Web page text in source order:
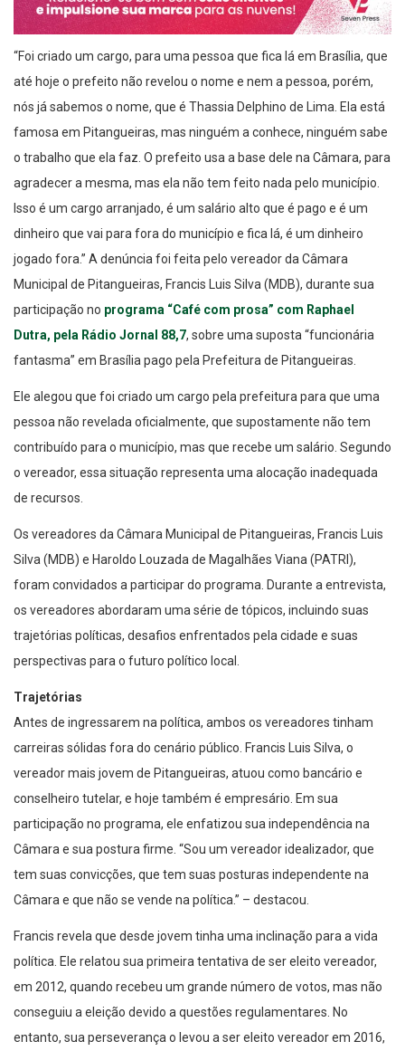
“Foi criado um cargo, para uma pessoa que fica lá em Brasília, que
até hoje o prefeito não revelou o nome e nem a pessoa, porém,
nós já sabemos o nome, que é Thassia Delphino de Lima. Ela está
famosa em Pitangueiras, mas ninguém a conhece, ninguém sabe
o trabalho que ela faz. O prefeito usa a base dele na Câmara, para
agradecer a mesma, mas ela não tem feito nada pelo município.
Isso é um cargo arranjado, é um salário alto que é pago e é um
dinheiro que vai para fora do município e fica lá, é um dinheiro
jogado fora.” A denúncia foi feita pelo vereador da Câmara
Municipal de Pitangueiras, Francis Luis Silva (MDB), durante sua
participação noprograma “Café com prosa” com Raphael
Dutra, pela Rádio Jornal 88,7, sobre uma suposta “funcionária
fantasma” em Brasília pago pela Prefeitura de Pitangueiras.
pessoa não revelada oficialmente, que supostamente não tem
contribuído para o município, mas que recebe um salário. Segundo
o vereador, essa situação representa uma alocação inadequada
de recursos.
Silva (MDB) e Haroldo Louzada de Magalhães Viana (PATRI),
foram convidados a participar do programa. Durante a entrevista,
os vereadores abordaram uma série de tópicos, incluindo suas
trajetórias políticas, desafios enfrentados pela cidade e suas
perspectivas para o futuro político local.
Antes de ingressarem na política, ambos os vereadores tinham
carreiras sólidas fora do cenário público. Francis Luis Silva, o
vereador mais jovem de Pitangueiras, atuou como bancário e
conselheiro tutelar, e hoje também é empresário. Em sua
participação no programa, ele enfatizou sua independência na
Câmara e sua postura firme. “Sou um vereador idealizador, que
tem suas convicções, que tem suas posturas independente na
Câmara e que não se vende na política.” – destacou.
política. Ele relatou sua primeira tentativa de ser eleito vereador,
em 2012, quando recebeu um grande número de votos, mas não
conseguiu a eleição devido a questões regulamentares. No
entanto, sua perseverança o levou a ser eleito vereador em 2016,
e posteriormente reeleito em 2020. Durante seu mandato, Francis